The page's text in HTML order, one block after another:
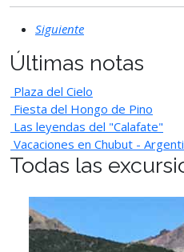
Siguiente
Últimas notas
Plaza del Cielo
Fiesta del Hongo de Pino
Las leyendas del "Calafate"
Vacaciones en Chubut -
Todas las